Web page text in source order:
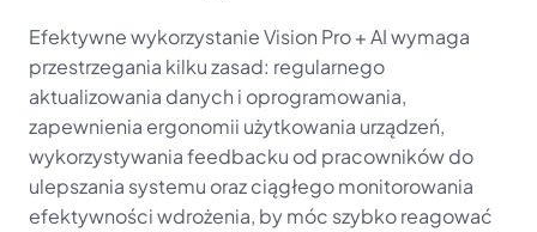
Efektywne wykorzystanie Vision Pro + AI wymaga
przestrzegania kilku zasad: regularnego
aktualizowania danych i oprogramowania,
zapewnienia ergonomii użytkowania urządzeń,
wykorzystywania feedbacku od pracowników do
ulepszania systemu oraz ciągłego monitorowania
efektywności wdrożenia, by móc szybko reagować